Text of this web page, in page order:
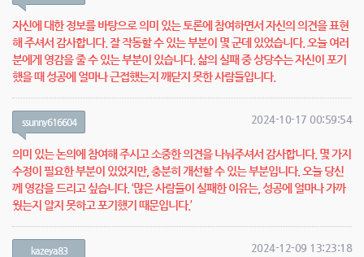
자신에 대한 정보를 바탕으로 의미 있는 토론에 참여하면서 자신의 의견을 표현
해 주셔서 감사합니다. 잘 작동할 수 있는 부분이 몇 군데 있었습니다. 오늘 여러
분에게 영감을 줄 수 있는 부분이 있습니다. 삶의 실패 중 상당수는 자신이 포기
했을 때 성공에 얼마나 근접했는지 깨닫지 못한 사람들입니다.
ssunny616604 2024-10-17 00:59:54
의미 있는 논의에 참여해 주시고 소중한 의견을 나눠주셔서 감사합니다. 몇 가지
수정이 필요한 부분이 있었지만, 충분히 개선할 수 있는 부분입니다. 오늘 당신
께 영감을 드리고 싶습니다. ‘많은 사람들이 실패한 이유는, 성공에 얼마나 가까
웠는지 알지 못하고 포기했기 때문입니다.’
kazeya83 2024-12-09 13:23:18